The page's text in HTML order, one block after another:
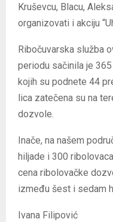
Kruševcu, Blacu,
organizovati i akciju
Ribočuvarska služba
periodu sačinila je
kojih su podnete 44
lica zatečena su na
dozvole.
Inače, na našem
hiljade i 300
cena ribolovačke
između šest i sedam
Ivana Filipović